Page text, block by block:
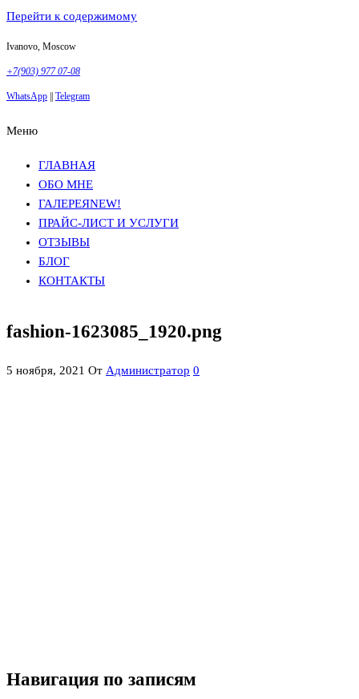
Перейти к содержимому
Ivanovo, Moscow
+7(903) 977 07-08
WhatsApp Telegram
Меню
ГЛАВНАЯ
ОБО МНЕ
ГАЛЕРЕЯNEW!
ПРАЙС-ЛИСТ И УСЛУГИ
ОТЗЫВЫ
БЛОГ
КОНТАКТЫ
fashion-1623085_1920.png
5 ноября, 2021 От Администратор 0
Навигация по записям